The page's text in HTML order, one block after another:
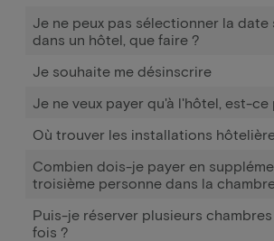
Je ne peux pas sélectionner la date
dans un hôtel, que faire ?
Je souhaite me désinscrire
Je ne veux payer qu'à l'hôtel, est-ce
Où trouver les installations
Combien dois-je payer en
troisième personne dans la
Puis-je réserver plusieurs
fois ?